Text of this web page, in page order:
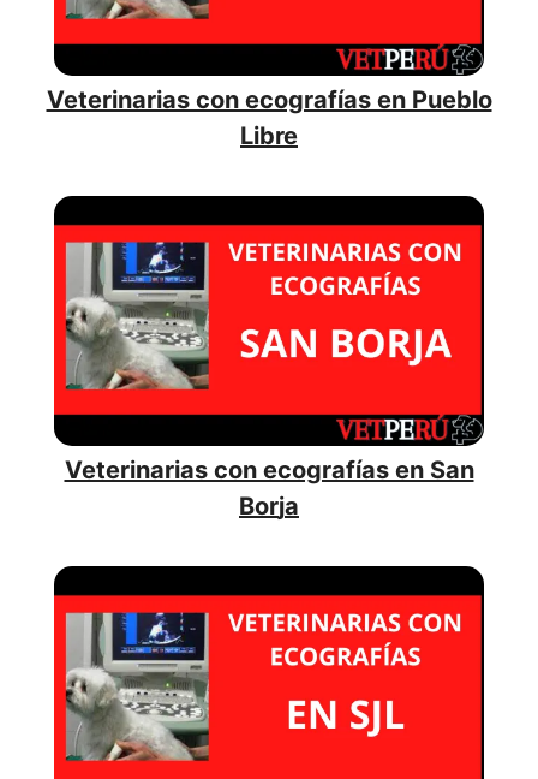
Veterinarias con ecografías en Pueblo
Libre
Veterinarias con ecografías en San
Borja